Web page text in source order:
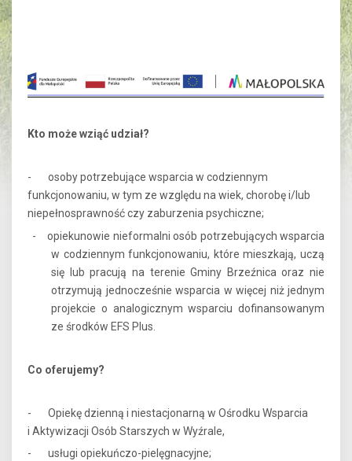
Kto może wziąć udział?
- osoby potrzebujące wsparcia w codziennym
funkcjonowaniu, w tym ze względu na wiek, chorobę i/lub
niepełnosprawność czy zaburzenia psychiczne;
- opiekunowie nieformalni osób potrzebujących wsparcia
w codziennym funkcjonowaniu, które mieszkają, uczą
się lub pracują na terenie Gminy Brzeźnica oraz nie
otrzymują jednocześnie wsparcia w więcej niż jednym
projekcie o analogicznym wsparciu dofinansowanym
ze środków EFS Plus.
Co oferujemy?
- Opiekę dzienną i niestacjonarną w Ośrodku Wsparcia
i Aktywizacji Osób Starszych w Wyźrale,
- usługi opiekuńczo-pielęgnacyjne;